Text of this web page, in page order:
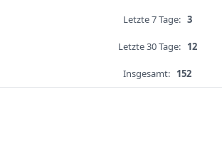
Letzte 7 Tage: 3
Letzte 30 Tage: 12
Insgesamt: 152